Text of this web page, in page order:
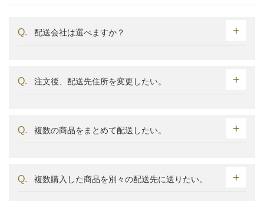
配送会社は選べますか？
注文後、配送先住所を変更したい。
複数の商品をまとめて配送したい。
複数購入した商品を別々の配送先に送りたい。